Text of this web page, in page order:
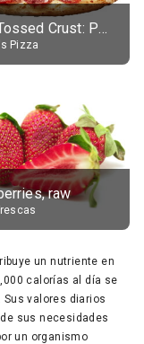
Hand Tossed Crust: Pepperoni Pizza (Large 14")
Pizza
raw
un nutriente en
calorías al día se
valores diarios
sus necesidades
un organismo